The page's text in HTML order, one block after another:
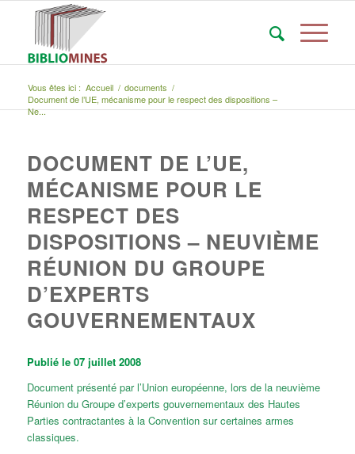
Vous êtes ici : Accueil / documents /
Document de l’UE, mécanisme pour le respect des dispositions –
Ne...
DOCUMENT DE L’UE,
MÉCANISME POUR LE
RESPECT DES
DISPOSITIONS – NEUVIÈME
RÉUNION DU GROUPE
D’EXPERTS
GOUVERNEMENTAUX
Publié le 07 juillet 2008
Document présenté par l’Union européenne, lors de la neuvième
Réunion du Groupe d’experts gouvernementaux des Hautes
Parties contractantes à la Convention sur certaines armes
classiques.